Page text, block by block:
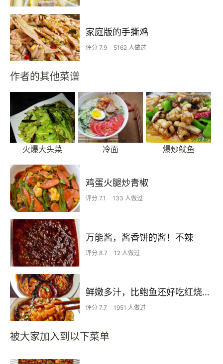
家庭版的手撕鸡
评分 7.9 5162 人做过
作者的其他菜谱
火爆大头菜 冷面 爆炒鱿鱼
鸡蛋火腿炒青椒
评分 7.1 133 人做过
万能酱，酱香饼的酱！不辣
评分 8.7 12 人做过
鲜嫩多汁，比鲍鱼还好吃红烧香菇
评分 7.7 1951 人做过
被大家加入到以下菜单